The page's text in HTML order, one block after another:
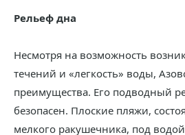
Рельеф дна
Несмотря на возможность
течений и «легкость» воды,
преимущества. Его подводный
безопасен. Плоские пляжи,
мелкого ракушечника, под